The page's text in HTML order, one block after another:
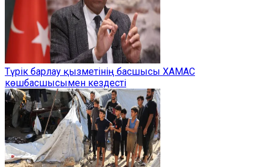
Түрік барлау қызметінің басшысы ХАМАС
көшбасшысымен кездесті